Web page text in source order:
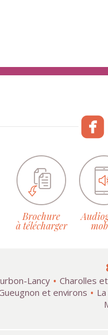
Brochure
à télécharger
Lancy Charolles
et environs